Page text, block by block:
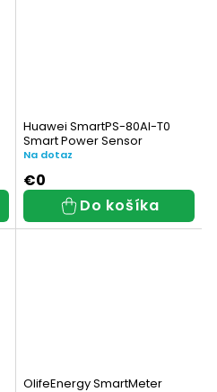
Huawei SmartPS-80AI-T0
Smart Power Sensor
Na dotaz
€0
Do košíka
OlifeEnergy SmartMeter